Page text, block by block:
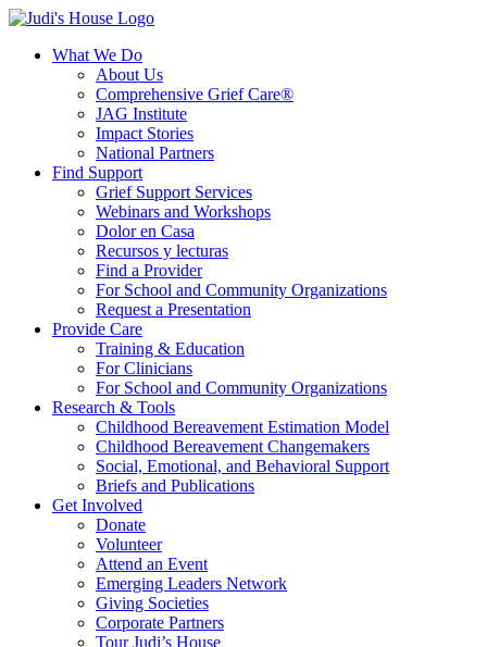
What We Do
About Us
Comprehensive Grief Care®
JAG Institute
Impact Stories
National Partners
Find Support
Grief Support Services
Webinars and Workshops
Dolor en Casa
Recursos y lecturas
Find a Provider
For School and Community Organizations
Request a Presentation
Provide Care
Training & Education
For Clinicians
For School and Community Organizations
Research & Tools
Childhood Bereavement Estimation Model
Childhood Bereavement Changemakers
Social, Emotional, and Behavioral Support
Briefs and Publications
Get Involved
Donate
Volunteer
Attend an Event
Emerging Leaders Network
Giving Societies
Corporate Partners
Tour Judi’s House